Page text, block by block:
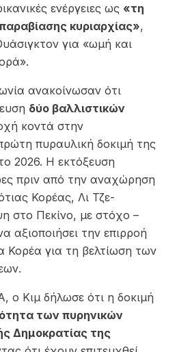
ενέργειες ως «τη
κυριαρχίας»,
για «ωμή και
ανακοίνωσαν ότι
δύο βαλλιστικών
κοντά στην
πυραυλική δοκιμή της
2026. Η εκτόξευση
πριν από την αναχώρηση
Κορέας, Λι Τζε-
στο Πεκίνο, με στόχο –
αξιοποιήσει την επιρροή
Κορέα για τη βελτίωση των
ο Κιμ δήλωσε ότι η δοκιμή
των πυρηνικών
Δημοκρατίας της